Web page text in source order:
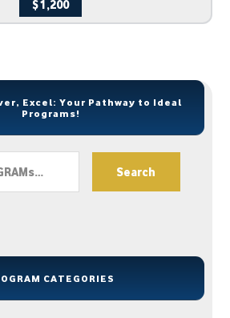
$1,200
Excel: Your Pathway to Ideal
Programs!
Search
CATEGORIES